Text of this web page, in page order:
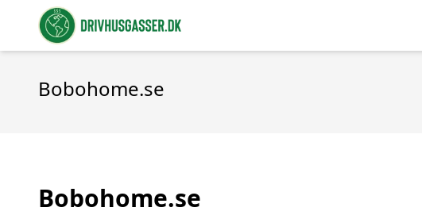
Bobohome.se
Bobohome.se